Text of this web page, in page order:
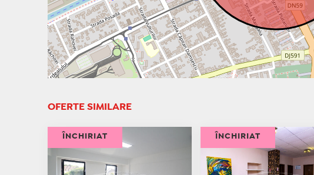
OFERTE SIMILARE
ÎNCHIRIAT ÎNCHIRIAT